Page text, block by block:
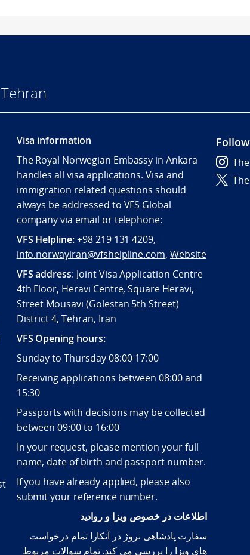
Visa information
The Royal Norwegian Embassy in Ankara
handles all visa applications. Visa and
immigration related questions should
always be addressed to VFS Global
company via email or telephone:
VFS Helpline:+98 219 131 4209,
info.norwayiran@vfshelpline.com,Website
VFS address: Joint Visa Application Centre
4th Floor, Heravi Centre, Square Heravi,
Street Mousavi (Golestan 5th Street)
District 4, Tehran, Iran
VFS Opening hours:
Sunday to Thursday 08:00-17:00
Receiving applications between 08:00 and
15:30
Passports with decisions may be collected
between 09:00 to 16:00
In your request, please mention your full
name, date of birth and passport number.
If you have already applied, please also
submit your reference number.
اطلاعات در خصوص ویزا و روادید
سفارت پادشاهی نروژ در آنکارا تمام درخواست
های ویزا را بررسی می کند. تمام سوالات مربوط